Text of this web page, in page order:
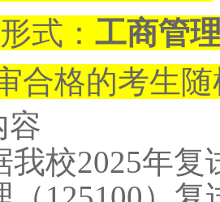
式： 工商管
合格的考生
容
我校2025年